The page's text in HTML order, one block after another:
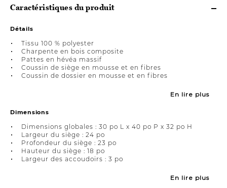
Caractéristiques du produit
Détails
Tissu 100 % polyester
Charpente en bois composite
Pattes en hévéa massif
Coussin de siège en mousse et en fibres
Coussin de dossier en mousse et en fibres
En lire plus
Dimensions
Dimensions globales : 30 po L x 40 po P x 32 po H
Largeur du siège : 24 po
Profondeur du siège : 23 po
Hauteur du siège : 18 po
Largeur des accoudoirs : 3 po
En lire plus